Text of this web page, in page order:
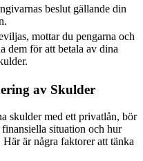
beslut gällande din
mottar du pengarna och
dem för att betala av dina
av Skulder
skulder med ett privatlån, bör
situation och hur
är några faktorer att tänka